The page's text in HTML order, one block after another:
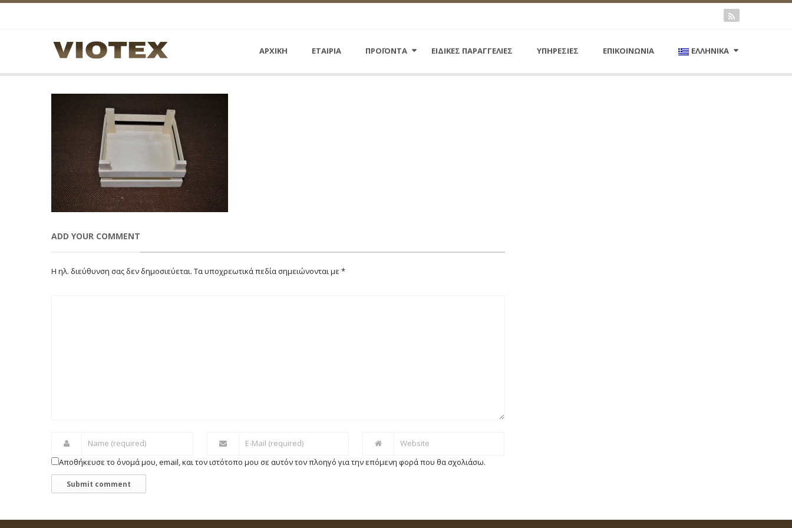
ΑΡΧΙΚΗ ΕΤΑΙΡΙΑ ΠΡΟΪΟΝΤΑ ΕΙΔΙΚΕΣ ΠΑΡΑΓΓΕΛΙΕΣ ΥΠΗΡΕΣΙΕΣ ΕΠΙΚΟΙΝΩΝΙΑ ΕΛΛΗΝΙΚΑ
ADD YOUR COMMENT
Η ηλ. διεύθυνση σας δεν δημοσιεύεται. Τα υποχρεωτικά πεδία σημειώνονται με *
Αποθήκευσε το όνομά μου, email, και τον ιστότοπο μου σε αυτόν τον πλοηγό για την επόμενη φορά που θα σχολιάσω.